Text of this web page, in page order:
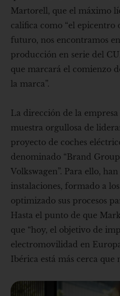
Martorell, que el máximo
califica como “el
futuro, nos encontramos
producción en serie del
que marcará el comienzo
la marca”.
La dirección de la
muestra orgullosa de
proyecto de coches
denominado “Brand
Volkswagen”. Para ello,
instalaciones, formado a
optimizado sus procesos
Hasta el punto de que
que “hoy, el objetivo de
electromovilidad en
Ibérica está más cerca que